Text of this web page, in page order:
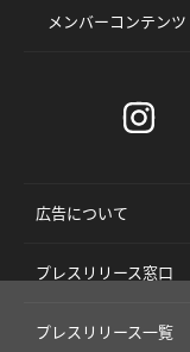
メンバーコンテンツ
広告について
プレスリリース窓口
プレスリリース一覧